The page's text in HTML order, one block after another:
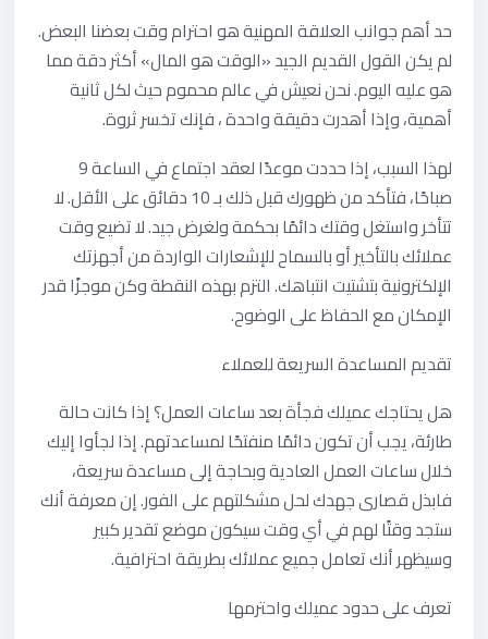
حد أهم جوانب العلاقة المهنية هو احترام وقت بعضنا البعض.
لم يكن القول القديم الجيد «الوقت هو المال» أكثر دقة مما
هو عليه اليوم. نحن نعيش في عالم محموم حيث لكل ثانية
أهمية، وإذا أهدرت دقيقة واحدة ، فإنك تخسر ثروة.
لهذا السبب، إذا حددت موعدًا لعقد اجتماع في الساعة 9
صباحًا، فتأكد من ظهورك قبل ذلك بـ 10 دقائق على الأقل. لا
تتأخر واستغل وقتك دائمًا بحكمة ولغرض جيد. لا تضيع وقت
عملائك بالتأخير أو بالسماح للإشعارات الواردة من أجهزتك
الإلكترونية بتشتيت انتباهك. التزم بهذه النقطة وكن موجزًا قدر
الإمكان مع الحفاظ على الوضوح.
تقديم‭ ‬المساعدة‭ ‬السريعة‭ ‬للعملاء
هل يحتاجك عميلك فجأة بعد ساعات العمل؟ إذا كانت حالة
طارئة، يجب أن تكون دائمًا منفتحًا لمساعدتهم. إذا لجأوا إليك
خلال ساعات العمل العادية وبحاجة إلى مساعدة سريعة،
فابذل قصارى جهدك لحل مشكلتهم على الفور. إن معرفة أنك
ستجد وقتًا لهم في أي وقت سيكون موضع تقدير كبير
وسيظهر أنك تعامل جميع عملائك بطريقة احترافية.
تعرف‭ ‬على‭ ‬حدود‭ ‬عميلك‭ ‬واحترمها